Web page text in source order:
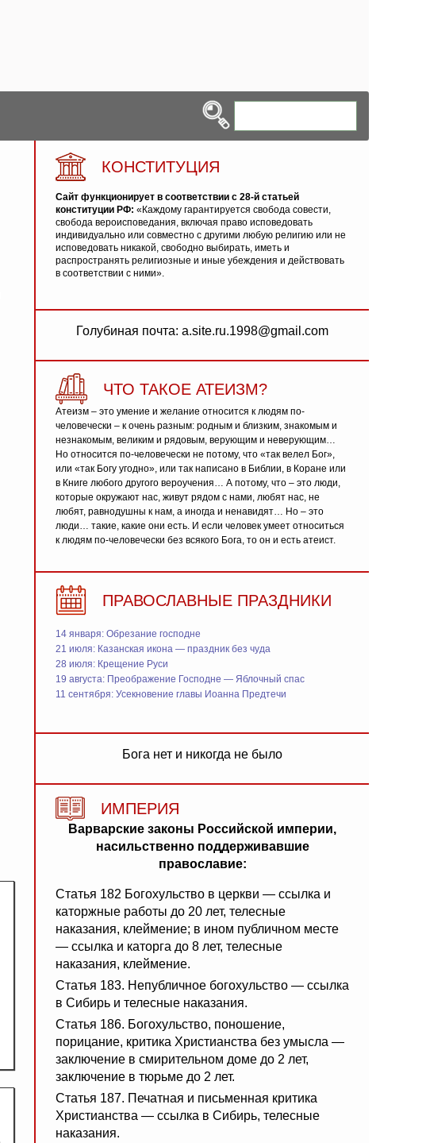
КОНСТИТУЦИЯ
Сайт функционирует в соответствии с 28-й статьей
конституции РФ: «Каждому гарантируется свобода совести,
свобода вероисповедания, включая право исповедовать
индивидуально или совместно с другими любую религию или не
исповедовать никакой, свободно выбирать, иметь и
распространять религиозные и иные убеждения и действовать
в соответствии с ними».
Голубиная почта: a.site.ru.1998@gmail.com
ЧТО ТАКОЕ АТЕИЗМ?
Атеизм – это умение и желание относится к людям по-
человечески – к очень разным: родным и близким, знакомым и
незнакомым, великим и рядовым, верующим и неверующим…
Но относится по-человечески не потому, что «так велел Бог»,
или «так Богу угодно», или так написано в Библии, в Коране или
в Книге любого другого вероучения… А потому, что – это люди,
которые окружают нас, живут рядом с нами, любят нас, не
любят, равнодушны к нам, а иногда и ненавидят… Но – это
люди… такие, какие они есть. И если человек умеет относиться
к людям по-человечески без всякого Бога, то он и есть атеист.
ПРАВОСЛАВНЫЕ ПРАЗДНИКИ
14 января: Обрезание господне
21 июля: Казанская икона — праздник без чуда
28 июля: Крещение Руси
19 августа: Преображение Господне — Яблочный спас
11 сентября: Усекновение главы Иоанна Предтечи
Бога нет и никогда не было
ИМПЕРИЯ
Варварские законы Российской империи,
насильственно поддерживавшие
православие:
Статья 182 Богохульство в церкви — ссылка и
каторжные работы до 20 лет, телесные
наказания, клеймение; в ином публичном месте
— ссылка и каторга до 8 лет, телесные
наказания, клеймение.
Статья 183. Непубличное богохульство — ссылка
в Сибирь и телесные наказания.
Статья 186. Богохульство, поношение,
порицание, критика Христианства без умысла —
заключение в смирительном доме до 2 лет,
заключение в тюрьме до 2 лет.
Статья 187. Печатная и письменная критика
Христианства — ссылка в Сибирь, телесные
наказания.